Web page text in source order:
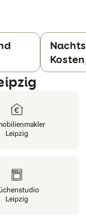
Leipzig
Leipzig